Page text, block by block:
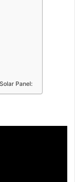
Panel: